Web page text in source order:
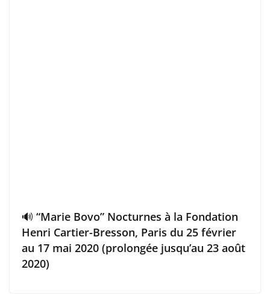
🔊 “Marie Bovo” Nocturnes à la Fondation
Henri Cartier-Bresson, Paris du 25 février
au 17 mai 2020 (prolongée jusqu’au 23 août
2020)